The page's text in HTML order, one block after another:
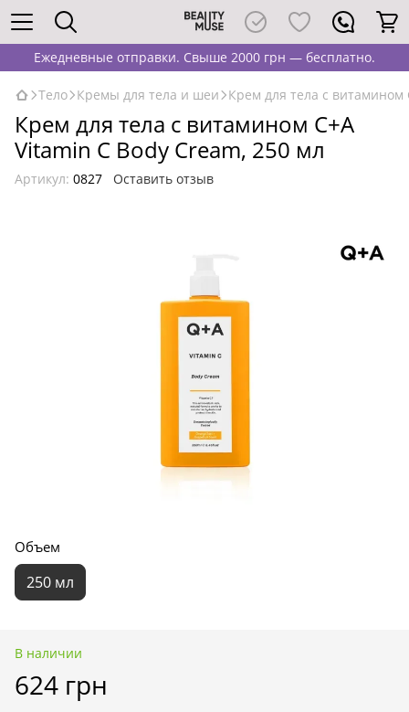
Ежедневные отправки. Свыше 2000 грн — бесплатно.
Тело Кремы для тела и шеи Крем для тела с витамином
Крем для тела с витамином C+A
Vitamin C Body Cream, 250 мл
Артикул: 0827 Оставить отзыв
Объем
250 мл
В наличии
624 грн